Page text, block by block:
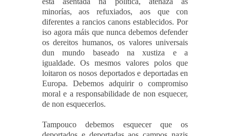
minorías, aos refuxiados, aos que con
diferentes a rancios canons establecidos. Por
iso agora máis que nunca debemos defender
os dereitos humanos, os valores universais
dun mundo baseado na xustiza e a
igualdade. Os mesmos valores polos que
loitaron os nosos deportados e deportadas en
Europa. Debemos adquirir o compromiso
moral e a responsabilidade de non esquecer,
de non esquecerlos.
Tampouco debemos esquecer que os